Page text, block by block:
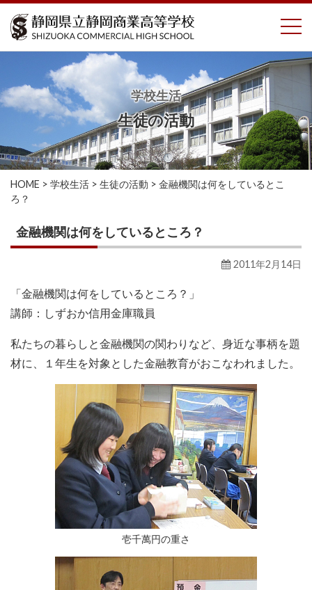
コ
へ
ス
プ
学校生活
生徒の活動
HOME > 学校生活> 生徒の活動 > 金融機関は何をしているとこ
ろ？
金融機関は何をしているところ？
2011年2月14日
「金融機関は何をしているところ？」
講師：しずおか信用金庫職員
私たちの暮らしと金融機関の関わりなど、身近な事柄を題
材に、１年生を対象とした金融教育がおこなわれました。
壱千萬円の重さ